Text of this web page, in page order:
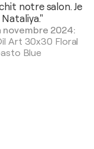
notre salon. Je
2024:
Art 30x30 Floral
Blue